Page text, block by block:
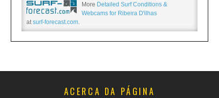
More Detailed Surf Conditions &
Webcams for Ribeira D'ilhas
at surf-forecast.com.
ACERCA DA PÁGINA